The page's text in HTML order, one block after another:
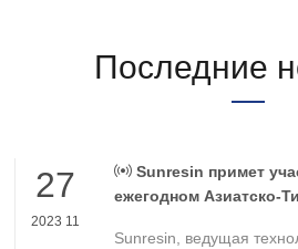
Последние
27
2023 11
Sunresin примет
ежегодном Азиатско-
Sunresin, ведущая